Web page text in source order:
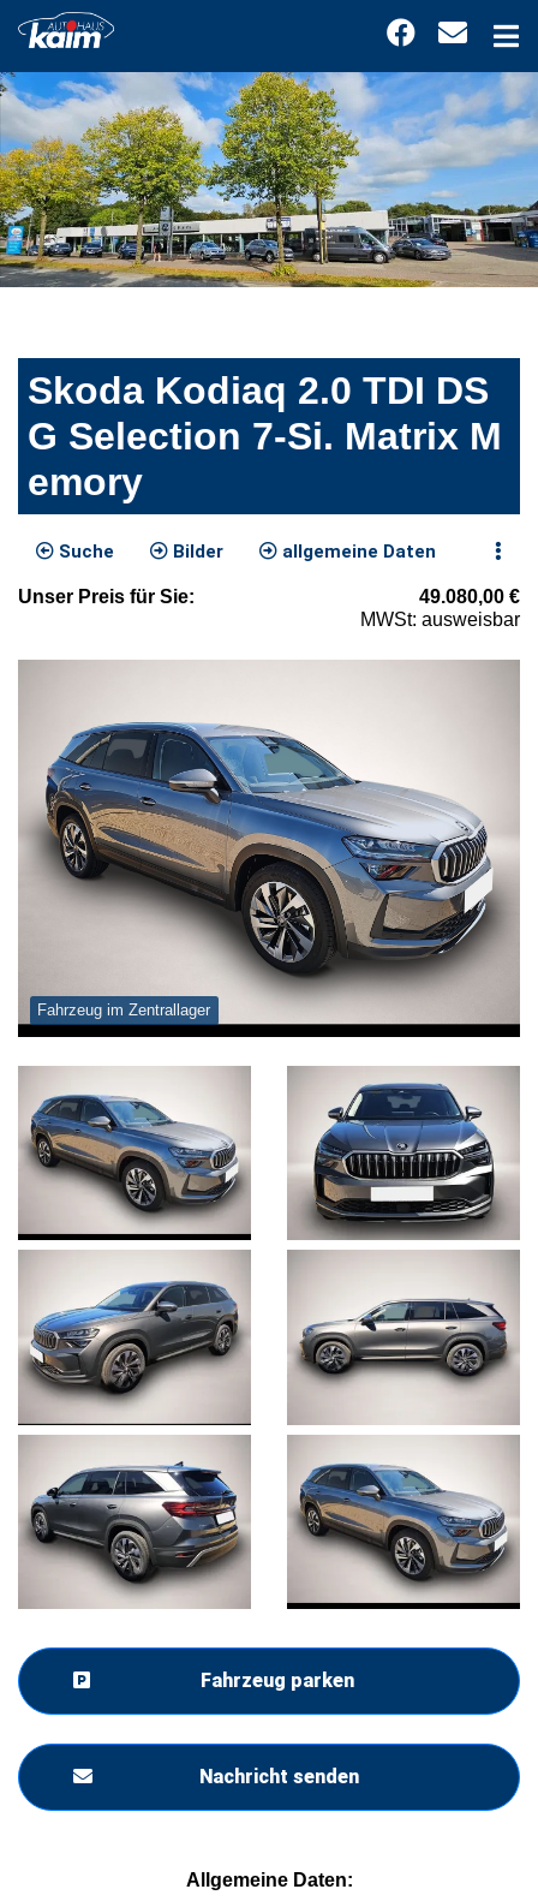
Skoda Kodiaq 2.0 TDI DS
G Selection 7-Si. Matrix M
emory
Suche Bilder allgemeine Daten
Unser Preis für Sie: 49.080,00 €
MWSt: ausweisbar
Fahrzeug im Zentrallager
Fahrzeug parken
Nachricht senden
Allgemeine Daten: